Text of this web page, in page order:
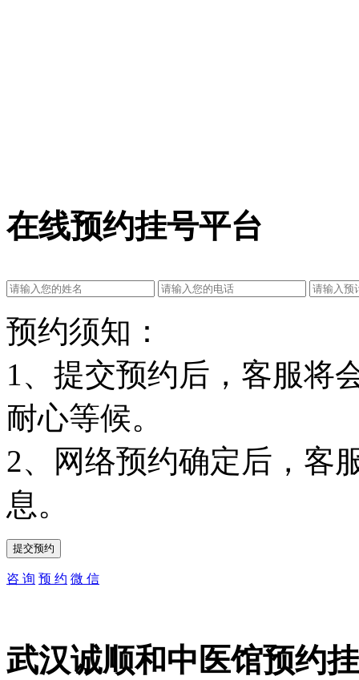
在线预约挂号平台
预约须知：
1、提交预约后，客服将
耐心等候。
2、网络预约确定后，客
息。
咨 询 预 约 微 信
武汉诚顺和中医馆预约